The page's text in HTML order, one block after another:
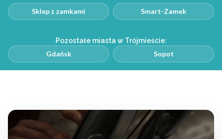
Sklep z zamkami Smart-Zamek
Pozostałe miasta w Trójmieście:
Gdańsk Sopot